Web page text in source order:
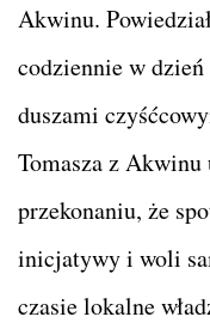
Akwinu.
codziennie w
duszami
Tomasza z
przekonaniu, że
inicjatywy i woli
czasie lokalne